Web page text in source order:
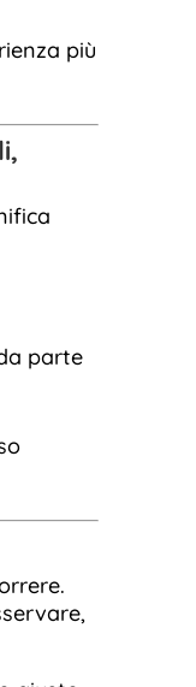
più
parte